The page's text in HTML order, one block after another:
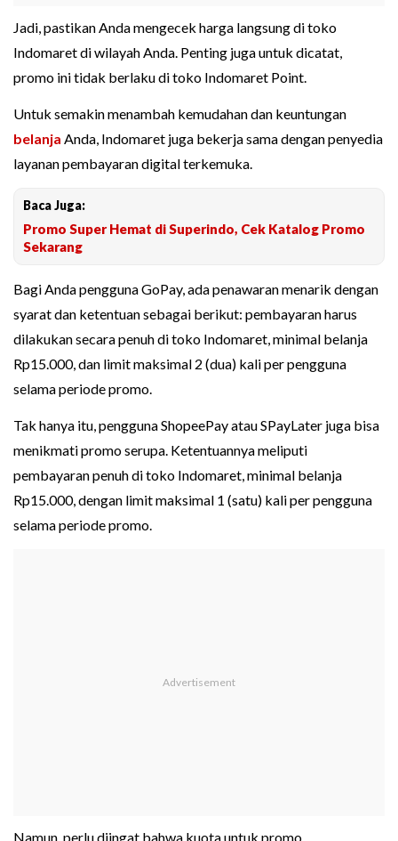
Jadi, pastikan Anda mengecek harga langsung di toko
Indomaret di wilayah Anda. Penting juga untuk dicatat,
promo ini tidak berlaku di toko Indomaret Point.
Untuk semakin menambah kemudahan dan keuntungan
belanja Anda, Indomaret juga bekerja sama dengan penyedia
layanan pembayaran digital terkemuka.
Baca Juga:
Promo Super Hemat di Superindo, Cek Katalog Promo
Sekarang
Bagi Anda pengguna GoPay, ada penawaran menarik dengan
syarat dan ketentuan sebagai berikut: pembayaran harus
dilakukan secara penuh di toko Indomaret, minimal belanja
Rp15.000, dan limit maksimal 2 (dua) kali per pengguna
selama periode promo.
Tak hanya itu, pengguna ShopeePay atau SPayLater juga bisa
menikmati promo serupa. Ketentuannya meliputi
pembayaran penuh di toko Indomaret, minimal belanja
Rp15.000, dengan limit maksimal 1 (satu) kali per pengguna
selama periode promo.
Namun, perlu diingat bahwa kuota untuk promo